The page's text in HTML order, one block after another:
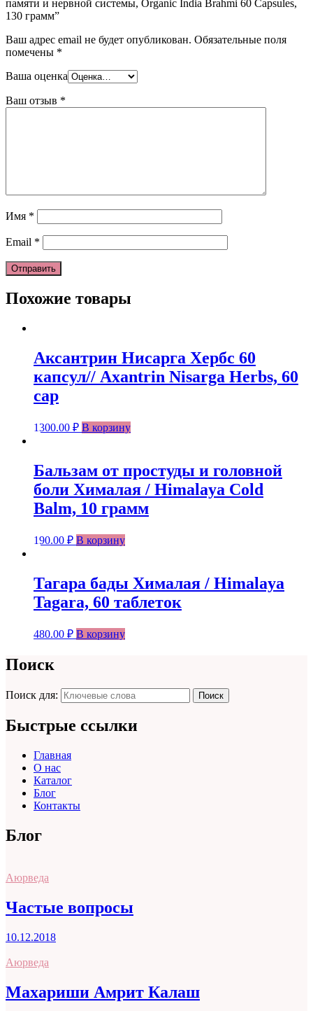
памяти и нервной системы, Organic India Brahmi 60 Capsules,
130 грамм”
Ваш адрес email не будет опубликован. Обязательные поля
помечены *
Ваша оценка
Ваш отзыв *
Имя *
Email *
Похожие товары
Аксантрин Нисарга Хербс 60
капсул// Axantrin Nisarga Herbs, 60
cap
1300.00 ₽ В корзину
Бальзам от простуды и головной
боли Хималая / Himalaya Cold
Balm, 10 грамм
190.00 ₽ В корзину
Тагара бады Хималая / Himalaya
Tagara, 60 таблеток
480.00 ₽ В корзину
Поиск
Поиск для: Поиск
Быстрые ссылки
Главная
О нас
Каталог
Блог
Контакты
Блог
Аюрведа
Частые вопросы
10.12.2018
Аюрведа
Махариши Амрит Калаш